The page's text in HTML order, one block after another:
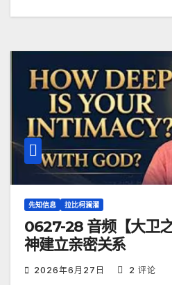
先知信息 拉比柯澜濯
0627-28 音频【大卫
神建立亲密关系
2026年6月27日 2 评论